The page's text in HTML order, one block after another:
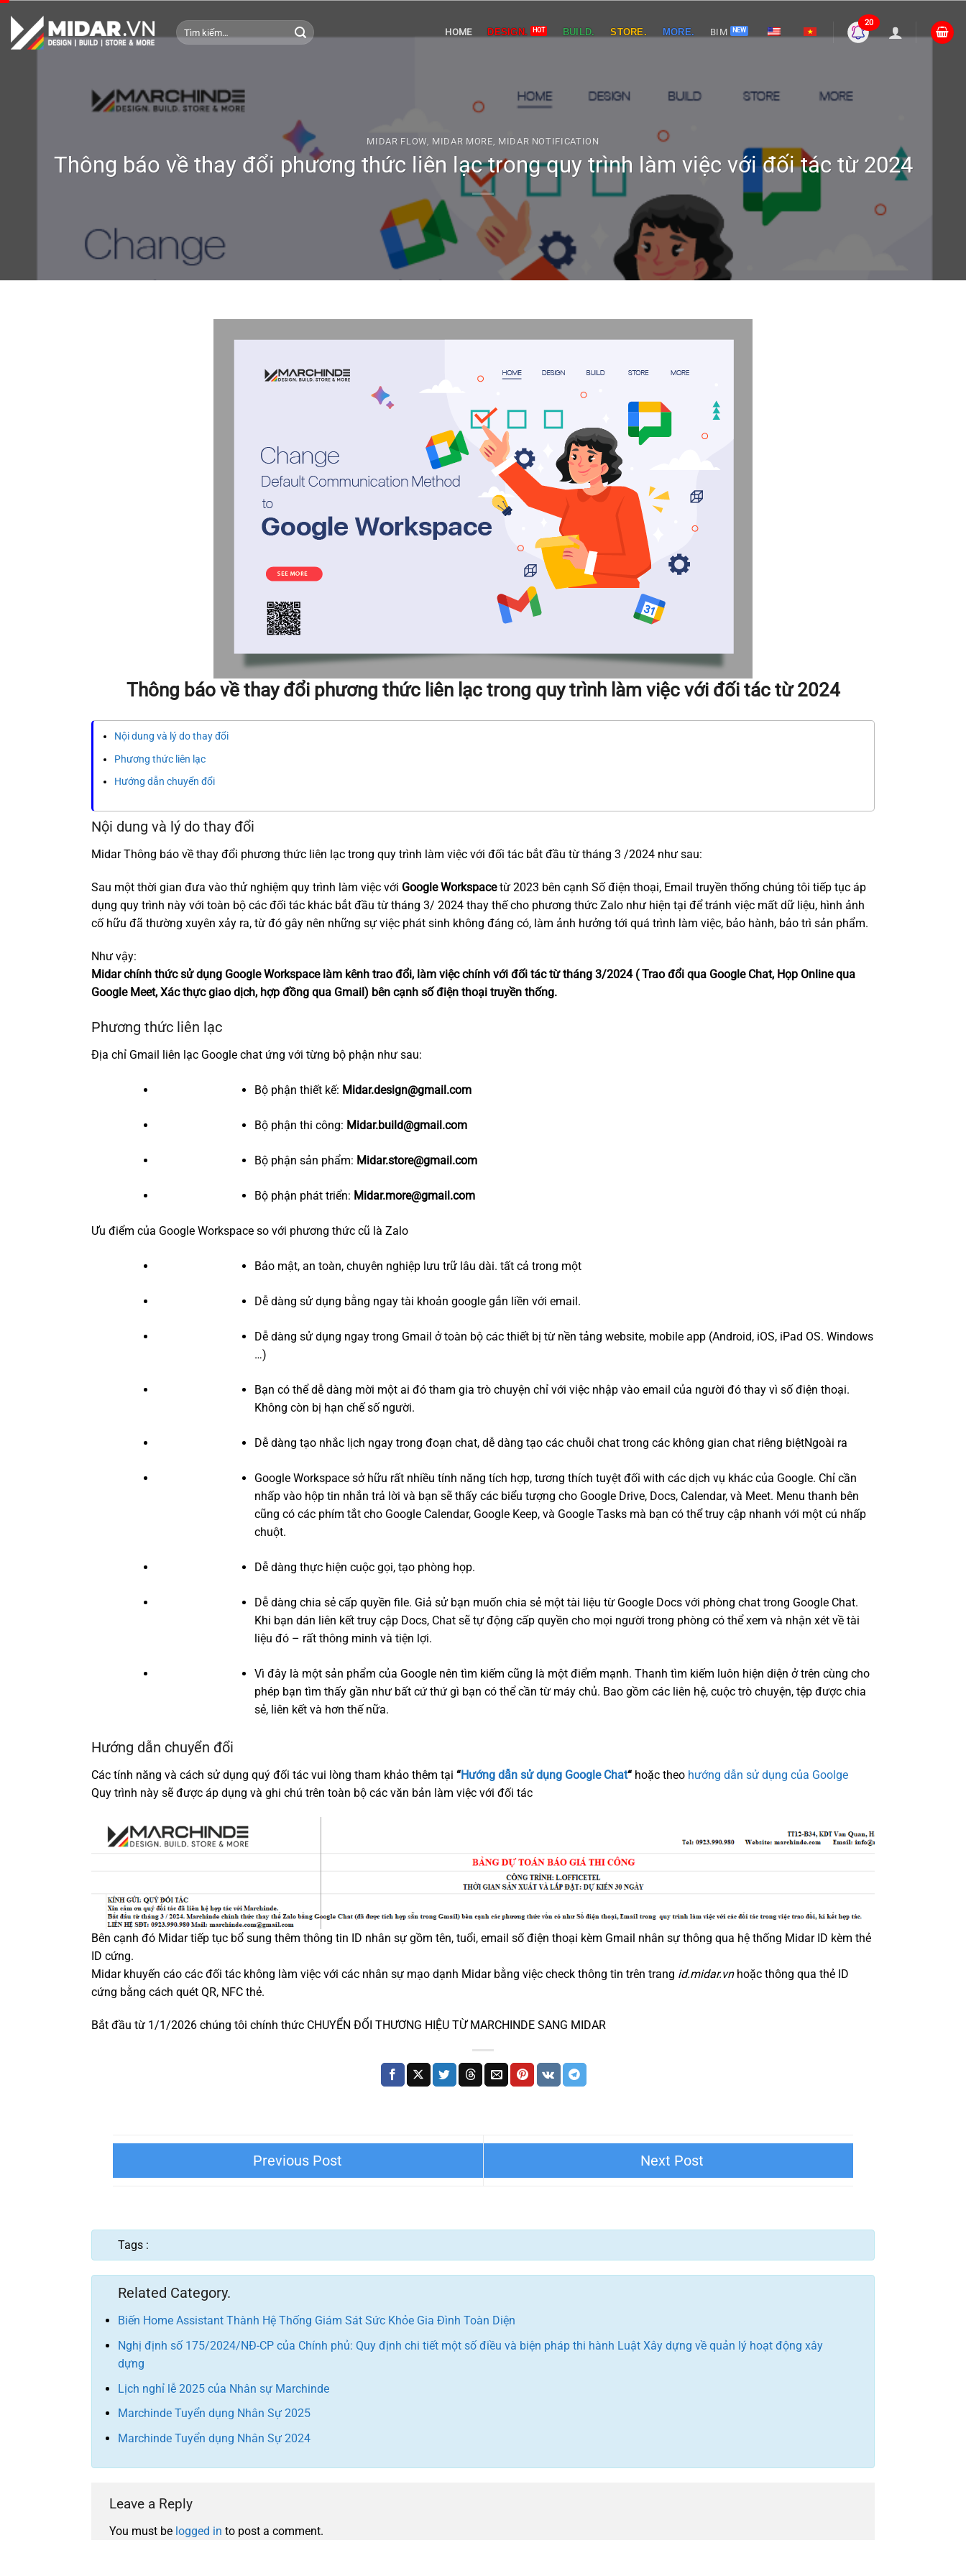
content
Tìm
kiếm:
HOME DESIGN. BUILD. STORE. MORE. BIM
20
MIDAR FLOW, MIDAR MORE, MIDAR NOTIFICATION
Thông báo về thay đổi phương thức liên lạc trong quy trình làm việc với đối tác từ 2024
Thông báo về thay đổi phương thức liên lạc trong quy trình làm việc với đối tác từ 2024
Nội dung và lý do thay đổi
Phương thức liên lạc
Hướng dẫn chuyển đổi
Nội dung và lý do thay đổi
Midar Thông báo về thay đổi phương thức liên lạc trong quy trình làm việc với đối tác bắt đầu từ tháng 3 /2024 như sau:
Sau một thời gian đưa vào thử nghiệm quy trình làm việc với Google Workspacetừ 2023 bên cạnh Số điện thoại, Email truyền thống chúng tôi tiếp tục áp
dụng quy trình này với toàn bộ các đối tác khác bắt đầu từ tháng 3/ 2024 thay thế cho phương thức Zalo như hiện tại để tránh việc mất dữ liệu, hình ảnh
cố hữu đã thường xuyên xảy ra, từ đó gây nên những sự việc phát sinh không đáng có, làm ảnh hưởng tới quá trình làm việc, bảo hành, bảo trì sản phẩm.
Như vậy:
Midar chính thức sử dụng Google Workspace làm kênh trao đổi, làm việc chính với đối tác từ tháng 3/2024 ( Trao đổi qua Google Chat, Họp Online qua
Google Meet, Xác thực giao dịch, hợp đồng qua Gmail) bên cạnh số điện thoại truyền thống.
Phương thức liên lạc
Địa chỉ Gmail liên lạc Google chat ứng với từng bộ phận như sau:
Bộ phận thiết kế: Midar.design@gmail.com
Bộ phận thi công: Midar.build@gmail.com
Bộ phận sản phẩm: Midar.store@gmail.com
Bộ phận phát triển: Midar.more@gmail.com
Ưu điểm của Google Workspace so với phương thức cũ là Zalo
Bảo mật, an toàn, chuyên nghiệp lưu trữ lâu dài. tất cả trong một
Dễ dàng sử dụng bằng ngay tài khoản google gắn liền với email.
Dễ dàng sử dụng ngay trong Gmail ở toàn bộ các thiết bị từ nền tảng website, mobile app (Android, iOS, iPad OS. Windows
…)
Bạn có thể dễ dàng mời một ai đó tham gia trò chuyện chỉ với việc nhập vào email của người đó thay vì số điện thoại.
Không còn bị hạn chế số người.
Dễ dàng tạo nhắc lịch ngay trong đoạn chat, dễ dàng tạo các chuỗi chat trong các không gian chat riêng biệtNgoài ra
Google Workspace sở hữu rất nhiều tính năng tích hợp, tương thích tuyệt đối with các dịch vụ khác của Google. Chỉ cần
nhấp vào hộp tin nhắn trả lời và bạn sẽ thấy các biểu tượng cho Google Drive, Docs, Calendar, và Meet. Menu thanh bên
cũng có các phím tắt cho Google Calendar, Google Keep, và Google Tasks mà bạn có thể truy cập nhanh với một cú nhấp
chuột.
Dễ dàng thực hiện cuộc gọi, tạo phòng họp.
Dễ dàng chia sẻ cấp quyền file. Giả sử bạn muốn chia sẻ một tài liệu từ Google Docs với phòng chat trong Google Chat.
Khi bạn dán liên kết truy cập Docs, Chat sẽ tự động cấp quyền cho mọi người trong phòng có thể xem và nhận xét về tài
liệu đó – rất thông minh và tiện lợi.
Vì đây là một sản phẩm của Google nên tìm kiếm cũng là một điểm mạnh. Thanh tìm kiếm luôn hiện diện ở trên cùng cho
phép bạn tìm thấy gần như bất cứ thứ gì bạn có thể cần từ máy chủ. Bao gồm các liên hệ, cuộc trò chuyện, tệp được chia
sẻ, liên kết và hơn thế nữa.
Hướng dẫn chuyển đổi
Các tính năng và cách sử dụng quý đối tác vui lòng tham khảo thêm tại “Hướng dẫn sử dụng Google Chat“ hoặc theo hướng dẫn sử dụng của Goolge
Quy trình này sẽ được áp dụng và ghi chú trên toàn bộ các văn bản làm việc với đối tác
Bên cạnh đó Midar tiếp tục bổ sung thêm thông tin ID nhân sự gồm tên, tuổi, email số điện thoại kèm Gmail nhân sự thông qua hệ thống Midar ID kèm thẻ
ID cứng.
Midar khuyến cáo các đối tác không làm việc với các nhân sự mạo dạnh Midar bằng việc check thông tin trên trang id.midar.vnhoặc thông qua thẻ ID
cứng bằng cách quét QR, NFC thẻ.
Bắt đầu từ 1/1/2026 chúng tôi chính thức CHUYỂN ĐỔI THƯƠNG HIỆU TỪ MARCHINDE SANG MIDAR
NHƯỢC ĐI
Tags :
Related Category.
Biến Home Assistant Thành Hệ Thống Giám Sát Sức Khỏe Gia Đình Toàn Diện
Nghị định số 175/2024/NĐ-CP của Chính phủ: Quy định chi tiết một số điều và biện pháp thi hành Luật Xây dựng về quản lý hoạt động xây
dựng
Lịch nghỉ lễ 2025 của Nhân sự Marchinde
Marchinde Tuyển dụng Nhân Sự 2025
Marchinde Tuyển dụng Nhân Sự 2024
Leave a Reply
You must be logged in to post a comment.